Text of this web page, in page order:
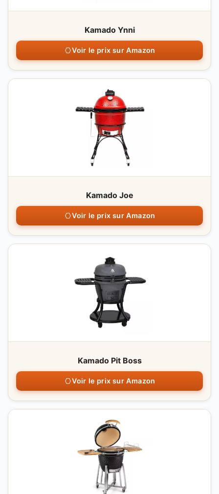
Kamado Ynni
Voir le prix sur Amazon
Kamado Joe
Voir le prix sur Amazon
Kamado Pit Boss
Voir le prix sur Amazon